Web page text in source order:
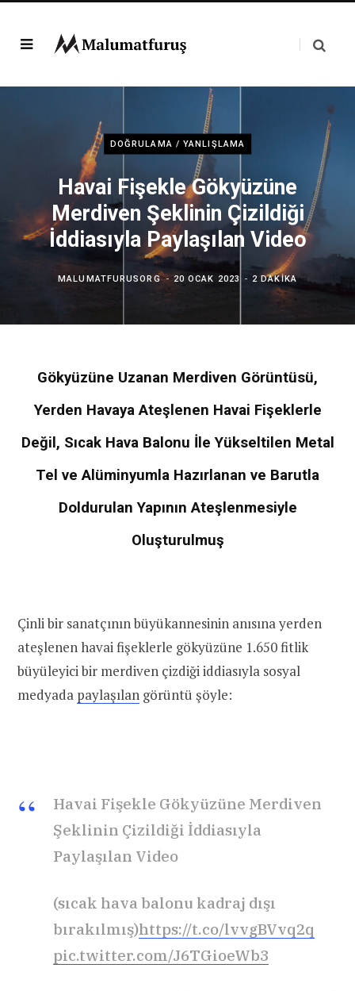
DOĞRULAMA / YANLIŞLAMA
Havai Fişekle Gökyüzüne
Merdiven Şeklinin Çizildiği
İddiasıyla Paylaşılan Video
MALUMATFURUSORG 20 OCAK 2023 2 DAKIKA
Gökyüzüne Uzanan Merdiven Görüntüsü,
Yerden Havaya Ateşlenen Havai Fişeklerle
Değil, Sıcak Hava Balonu İle Yükseltilen Metal
Tel ve Alüminyumla Hazırlanan ve Barutla
Doldurulan Yapının Ateşlenmesiyle
Oluşturulmuş
Çinli bir sanatçının büyükannesinin anısına yerden
ateşlenen havai fişeklerle gökyüzüne 1.650 fitlik
büyüleyici bir merdiven çizdiği iddiasıyla sosyal
medyada paylaşılan görüntü şöyle:
Havai Fişekle Gökyüzüne Merdiven
Şeklinin Çizildiği İddiasıyla
Paylaşılan Video
(sıcak hava balonu kadraj dışı
bırakılmış)https://t.co/lvvgBVvq2q
pic.twitter.com/J6TGioeWb3